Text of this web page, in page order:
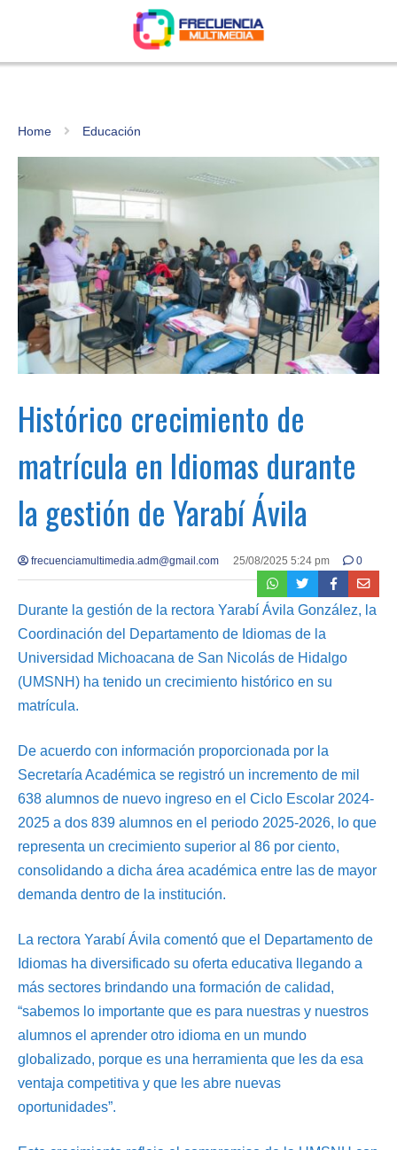
Home Educación
Histórico crecimiento de
matrícula en Idiomas durante
la gestión de Yarabí Ávila
frecuenciamultimedia.adm@gmail.com 25/08/2025 5:24 pm 0
Durante la gestión de la rectora Yarabí Ávila González, la
Coordinación del Departamento de Idiomas de la
Universidad Michoacana de San Nicolás de Hidalgo
(UMSNH) ha tenido un crecimiento histórico en su
matrícula.
De acuerdo con información proporcionada por la
Secretaría Académica se registró un incremento de mil
638 alumnos de nuevo ingreso en el Ciclo Escolar 2024-
2025 a dos 839 alumnos en el periodo 2025-2026, lo que
representa un crecimiento superior al 86 por ciento,
consolidando a dicha área académica entre las de mayor
demanda dentro de la institución.
La rectora Yarabí Ávila comentó que el Departamento de
Idiomas ha diversificado su oferta educativa llegando a
más sectores brindando una formación de calidad,
“sabemos lo importante que es para nuestras y nuestros
alumnos el aprender otro idioma en un mundo
globalizado, porque es una herramienta que les da esa
ventaja competitiva y que les abre nuevas
oportunidades”.